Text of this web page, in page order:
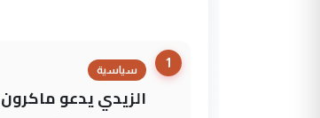
1
سياسية
الزيدي يدعو ماكرون